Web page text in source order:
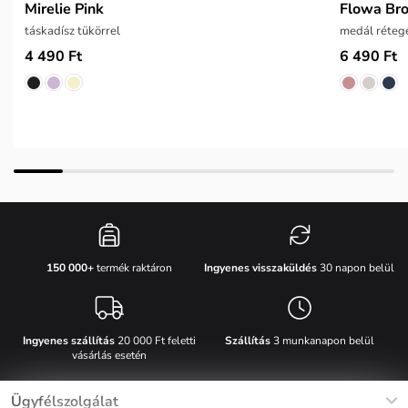
Mirelie Pink
táskadísz tükörrel
4 490 Ft
Flowa
medál
6 490 Ft
150 000+termék raktáron Ingyenes visszaküldés30 napon belül
Ingyenes szállítás20 000 Ft feletti
vásárlás esetén
Szállítás3 munkanapon belül
Ügyfélszolgálat